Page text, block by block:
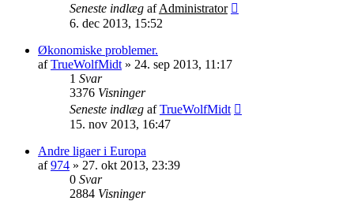
Seneste indlæg afAdministrator
6. dec 2013, 15:52
Økonomiske problemer.
afTrueWolfMidt » 24. sep 2013, 11:17
1 Svar
3376 Visninger
Seneste indlæg afTrueWolfMidt
15. nov 2013, 16:47
Andre ligaer i Europa
af974 » 27. okt 2013, 23:39
0 Svar
2884 Visninger